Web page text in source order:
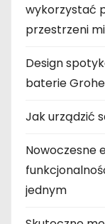
wykorzystać
przestrzeni
Design
baterie
Jak urządzić
Nowoczesne
jednym